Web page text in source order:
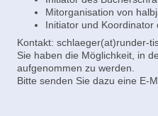
Mitorganisation von
Initiator und
Kontakt: schlaeger(at)runder-
Sie haben die Möglichkeit, in
aufgenommen zu werden.
Bitte senden Sie dazu eine E-